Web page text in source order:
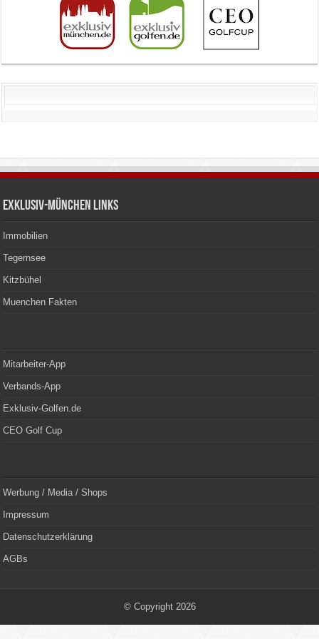
Exklusiv-München Links
Immobilien
Tegernsee
Kitzbühel
Muenchen Fakten
Mitarbeiter-App
Verbands-App
Exklusiv-Golfen.de
CEO Golf Cup
Werbung / Media / Shops
Impressum
Datenschutzerklärung
AGBs
© Copyright 2026